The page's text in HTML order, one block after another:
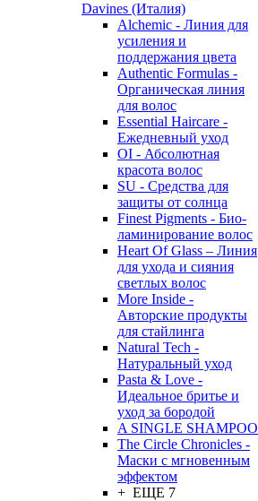
Davines (Италия)
Alchemic - Линия для
усиления и
поддержания цвета
Authentic Formulas -
Органическая линия
для волос
Essential Haircare -
Eжедневный уход
OI - Абсолютная
красота волос
SU - Средства для
защиты от солнца
Finest Pigments - Био-
ламинирование волос
Heart Of Glass – Линия
для ухода и сияния
светлых волос
More Inside -
Авторские продукты
для стайлинга
Natural Tech -
Натуральный уход
Pasta & Love -
Идеальное бритье и
уход за бородой
A SINGLE SHAMPOO
The Circle Chronicles -
Маски с мгновенным
эффектом
+ ЕЩЕ 7